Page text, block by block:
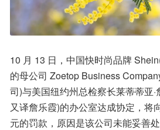
10 月 13 日，中国快时尚品牌
的母公司 Zoetop Business
司)与美国纽约州总检察长莱蒂蒂亚·
又译詹乐霞)的办公室达成协定，将
元的罚款，原因是该公司未能妥善